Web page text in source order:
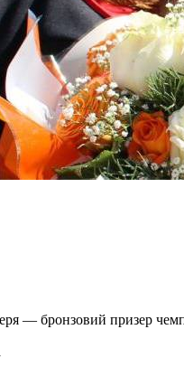
— бронзовий призер